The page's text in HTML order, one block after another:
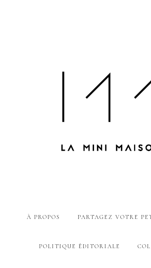
À PROPOS PARTAGEZ VOTRE
POLITIQUE ÉDITORIALE